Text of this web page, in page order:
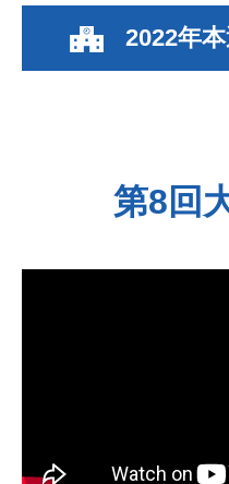
2022年
第8回